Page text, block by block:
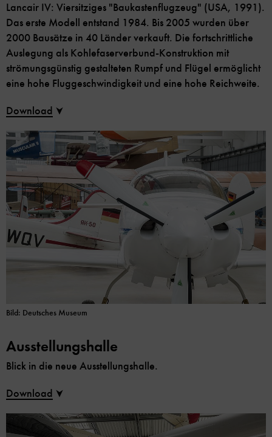
Bild: Deutsches Museum
Lancair IV: Viersitziges "Baukastenflugzeug" (USA, 1991).
Das erste Modell entstand 1984. Bis 2005 wurden über
2000 Bausätze in 40 Länder verkauft. Die fortschrittliche
Auslegung als Kohlefaserverbund-Konstruktion mit
strömungsgünstig gestalteten Rumpf und Flügel ermöglicht
eine hohe Fluggeschwindigkeit und eine hohe Reichweite.
Download
Ausstellungshalle
Blick in die neue Ausstellungshalle.
Download